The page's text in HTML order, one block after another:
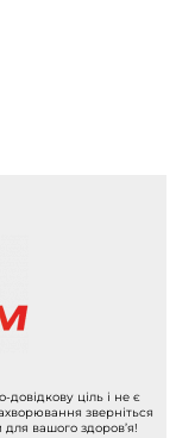
довідкову ціль і не є
зверніться
вашого здоров’я!